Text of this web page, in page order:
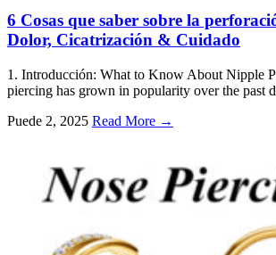
6 Cosas que saber sobre la
Dolor, Cicatrización & Cuidado
1. Introducción: What to Know About Nipple
piercing has grown in popularity over the past
Puede 2, 2025 Read More →